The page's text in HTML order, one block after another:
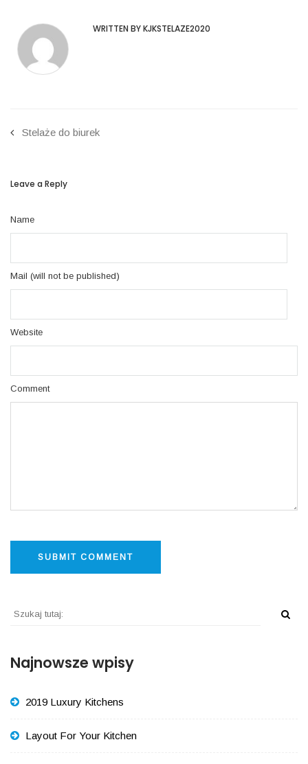
WRITTEN BY KJKSTELAZE2020
Stelaże do biurek
Leave a Reply
Name
Mail (will not be published)
Website
Comment
Najnowsze wpisy
2019 Luxury Kitchens
Layout For Your Kitchen